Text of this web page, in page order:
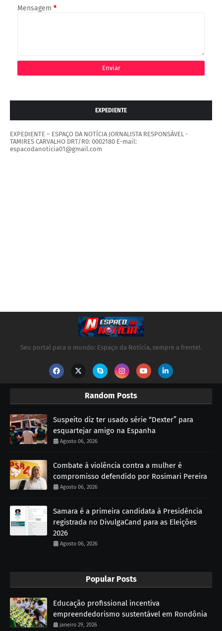
Mensagem *
EXPEDIENTE
EXPEDIENTE – ESPAÇO DA NOTÍCIA JORNALISTA RESPONSÁVEL -
TAMIRES CARVALHO DRT/R0: 0002180 E-mail:
espacodanoticia01@gmail.com
Seu portal para o mundo: Espaço da Notícia, sempre a frente!.
Random Posts
Suspeito diz ter usado série “Dexter” para
esquartejar amigo na Espanha
Agosto 06, 2026
Combate à violência contra a mulher é
compromisso defendido por Rosimari Pereira
Agosto 06, 2026
Samara é a primeira candidata à Presidência
registrada no DivulgaCand para as Eleições
2026
Agosto 06, 2026
Popular Posts
Educação profissional incentiva
empreendedorismo sustentável em Rondônia
janeiro 29, 2026